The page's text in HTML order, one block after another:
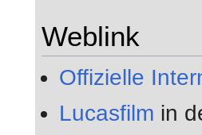
Weblink
Offizielle
Lucasfilm in